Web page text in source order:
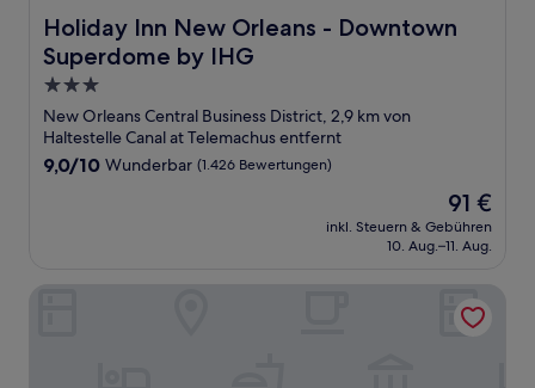
Holiday Inn New Orleans - Downtown
Superdome by IHG
Holiday Inn New Orleans - Downtown Superdome by
3.0-
Sterne-
Unterkunft
New Orleans Central Business District, 2,9 km von
Haltestelle Canal at Telemachus entfernt
9.0
9,0/10 Wunderbar (1.426 Bewertungen)
Der
Preis
beträgt
91 €
inkl. Steuern & Gebühren
10. Aug.–11. Aug.
Best Western Plus French Quarter Courtyard Hotel